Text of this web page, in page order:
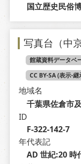
国立歴史民俗
写真台（中
館蔵資料データベ
CC BY-SA (表示-
地域名
千葉県佐倉市
ID
F-322-142-7
年代表記
AD 世紀:20 時